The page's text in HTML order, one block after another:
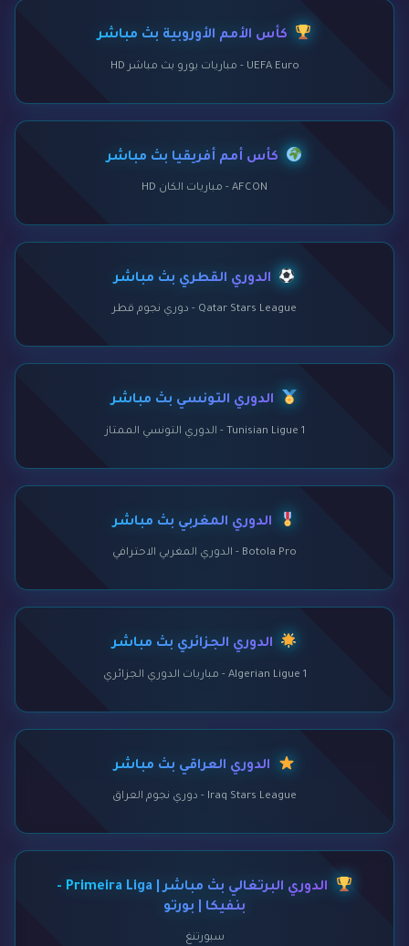
كأس الأمم الأوروبية بث مباشر
UEFA Euro - مباريات يورو بث مباشر HD
كأس أمم أفريقيا بث مباشر
AFCON - مباريات الكان HD
الدوري القطري بث مباشر
Qatar Stars League - دوري نجوم قطر
الدوري التونسي بث مباشر
Tunisian Ligue 1 - الدوري التونسي الممتاز
الدوري المغربي بث مباشر
Botola Pro - الدوري المغربي الاحترافي
الدوري الجزائري بث مباشر
Algerian Ligue 1 - مباريات الدوري الجزائري
الدوري العراقي بث مباشر
Iraq Stars League - دوري نجوم العراق
الدوري البرتغالي بث مباشر | Primeira Liga -
بنفيكا | بورتو
سبورتنغ